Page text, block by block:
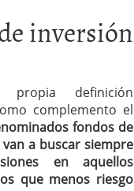
inversión
definición
complemento el
fondos de
a buscar siempre
en aquellos
que menos riesgo